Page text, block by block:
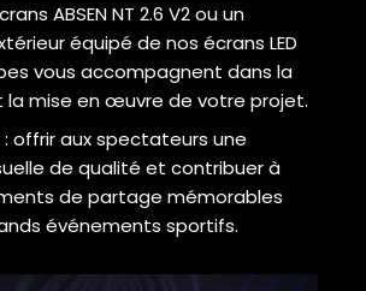
ABSEN NT 2.6 V2 ou un
équipé de nos écrans LED
vous accompagnent dans la
mise en œuvre de votre projet.
offrir aux spectateurs une
de qualité et contribuer à
de partage mémorables
événements sportifs.